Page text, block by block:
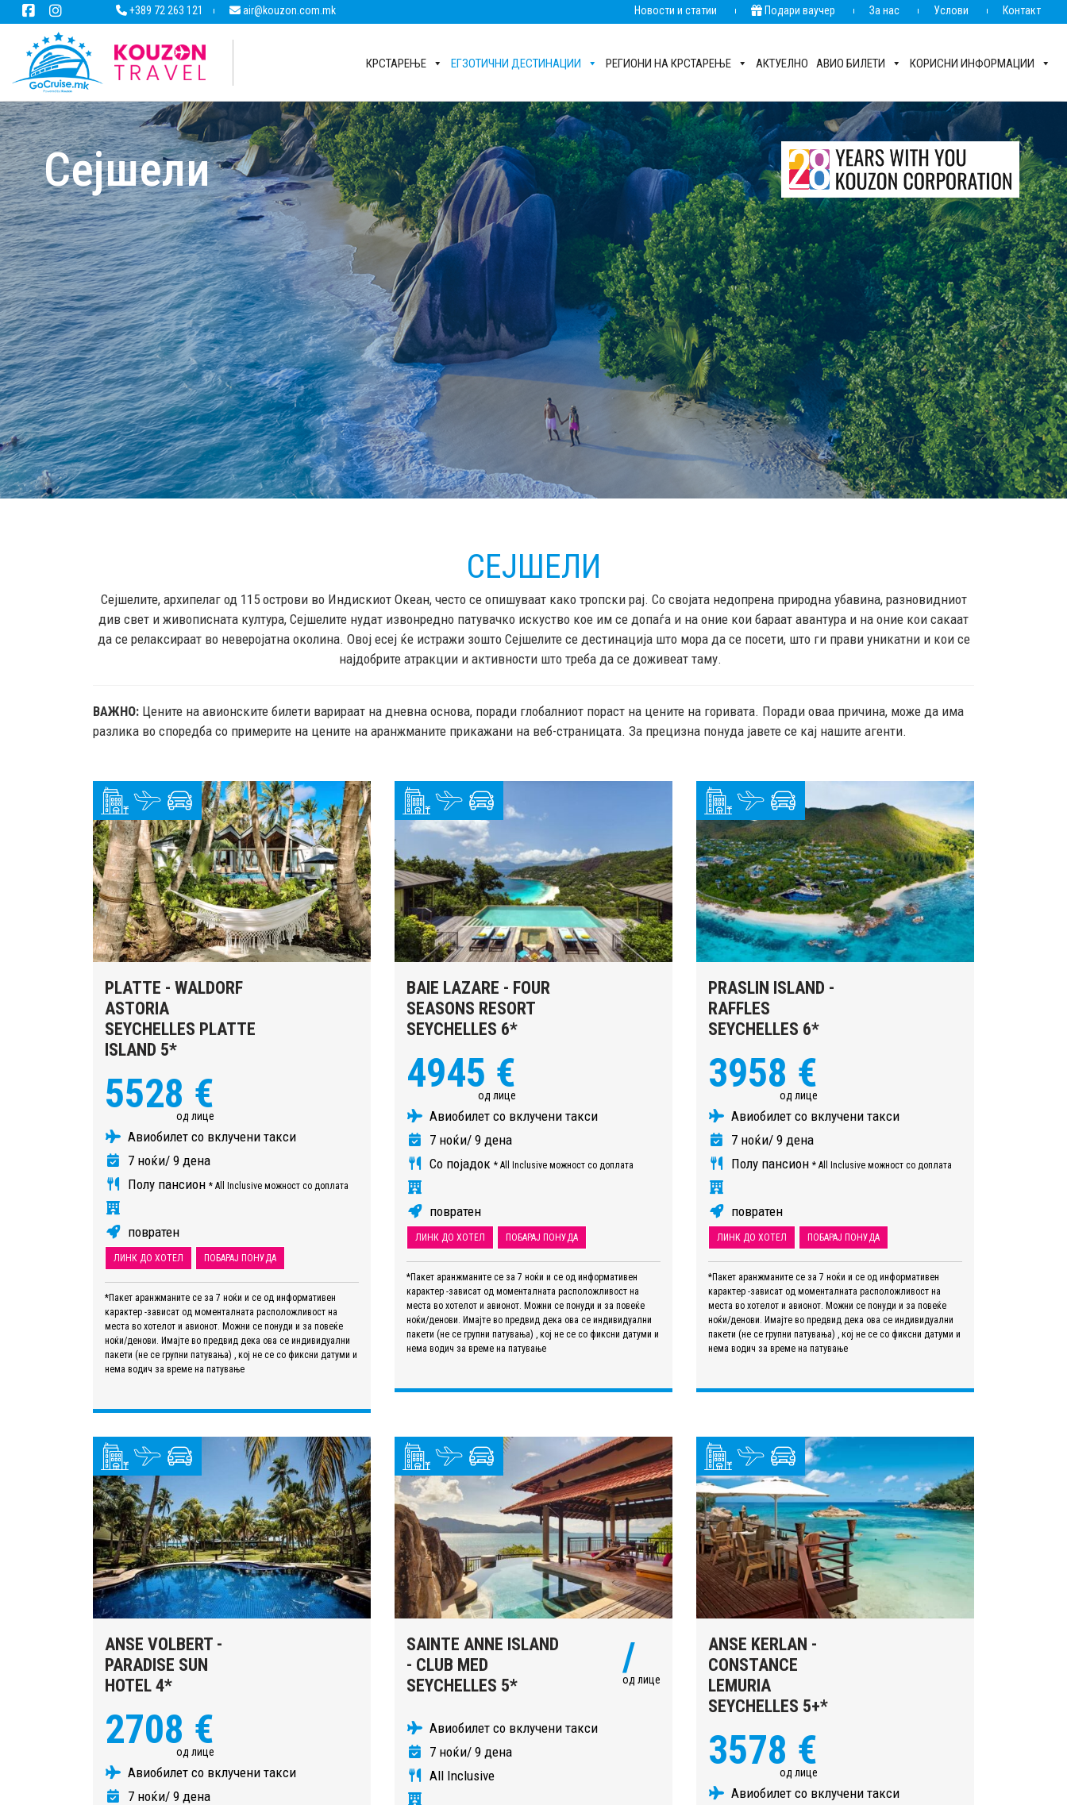
+389 72 263 121 air@kouzon.com.mk Новости и статии Подари ваучер За нас Услови Контакт
КРСТАРЕЊЕ ЕГЗОТИЧНИ ДЕСТИНАЦИИ РЕГИОНИ НА КРСТАРЕЊЕ АКТУЕЛНО АВИО БИЛЕТИ КОРИСНИ ИНФОРМАЦИИ
Сејшели
СЕЈШЕЛИ
Сејшелите, архипелаг од 115 острови во Индискиот Океан, често се опишуваат како тропски рај. Со својата недопрена природна убавина, разновидниот
див свет и живописната култура, Сејшелите нудат извонредно патувачко искуство кое им се допаѓа и на оние кои бараат авантура и на оние кои сакаат
да се релаксираат во неверојатна околина. Овој есеј ќе истражи зошто Сејшелите се дестинација што мора да се посети, што ги прави уникатни и кои се
најдобрите атракции и активности што треба да се доживеат таму.
ВАЖНО: Цените на авионските билети варираат на дневна основа, поради глобалниот пораст на цените на горивата. Поради оваа причина, може да има
разлика во споредба со примерите на цените на аранжманите прикажани на веб-страницата. За прецизна понуда јавете се кај нашите агенти.
PLATTE - WALDORF
ASTORIA
SEYCHELLES PLATTE
ISLAND 5*
5528 €
од лице
Авиобилет со вклучени такси
7 ноќи/ 9 дена
Полу пансион * All Inclusive можност со доплата
повратен
ЛИНК ДО ХОТЕЛ ПОБАРАЈ ПОНУДА
*Пакет аранжманите се за 7 ноќи и се од информативен
карактер -зависат од моменталната расположливост на
места во хотелот и авионот. Можни се понуди и за повеќе
ноќи/денови. Имајте во предвид дека ова се индивидуални
пакети (не се групни патувања) , кој не се со фиксни датуми и
нема водич за време на патување
BAIE LAZARE - FOUR
SEASONS RESORT
SEYCHELLES 6*
4945 €
од лице
Авиобилет со вклучени такси
7 ноќи/ 9 дена
Со појадок * All Inclusive можност со доплата
повратен
ЛИНК ДО ХОТЕЛ ПОБАРАЈ ПОНУДА
*Пакет аранжманите се за 7 ноќи и се од информативен
карактер -зависат од моменталната расположливост на
места во хотелот и авионот. Можни се понуди и за повеќе
ноќи/денови. Имајте во предвид дека ова се индивидуални
пакети (не се групни патувања) , кој не се со фиксни датуми и
нема водич за време на патување
PRASLIN ISLAND -
RAFFLES
SEYCHELLES 6*
3958 €
од лице
Авиобилет со вклучени такси
7 ноќи/ 9 дена
Полу пансион * All Inclusive можност со доплата
повратен
ЛИНК ДО ХОТЕЛ ПОБАРАЈ ПОНУДА
*Пакет аранжманите се за 7 ноќи и се од информативен
карактер -зависат од моменталната расположливост на
места во хотелот и авионот. Можни се понуди и за повеќе
ноќи/денови. Имајте во предвид дека ова се индивидуални
пакети (не се групни патувања) , кој не се со фиксни датуми и
нема водич за време на патување
ANSE VOLBERT -
PARADISE SUN
HOTEL 4*
2708 €
од лице
Авиобилет со вклучени такси
7 ноќи/ 9 дена
SAINTE ANNE ISLAND
- CLUB MED
SEYCHELLES 5*
/
од лице
Авиобилет со вклучени такси
7 ноќи/ 9 дена
All Inclusive
ANSE KERLAN -
CONSTANCE
LEMURIA
SEYCHELLES 5+*
3578 €
од лице
Авиобилет со вклучени такси